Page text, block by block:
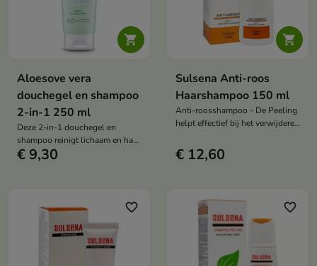

Aloesove vera
douchegel en shampoo
2-in-1 250 ml
Deze 2-in-1 douchegel en
shampoo reinigt lichaam en haar
op milde wijze, hydrateert de
ACGG-antioxidantencomplex.
€ 9,30

Sulsena Anti-roos
Haarshampoo 150 ml
Anti-roosshampoo - De Peeling
helpt effectief bij het verwijderen
hoofdhuid, reguleert de
talgproductie en helpt jeuk en
€ 12,60
favorite_border favorite_border